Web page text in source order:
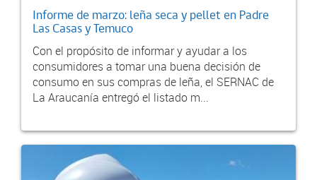
Informe de marzo: leña seca y pellet en Padre
Las Casas y Temuco
Con el propósito de informar y ayudar a los
consumidores a tomar una buena decisión de
consumo en sus compras de leña, el SERNAC de
La Araucanía entregó el listado m...